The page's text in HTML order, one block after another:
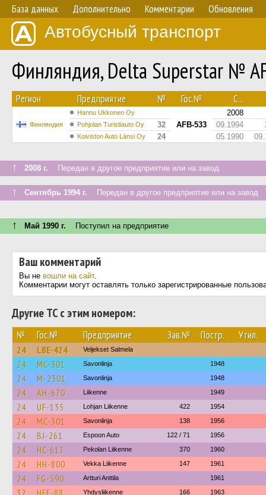
База данных Дополнительно Комментарии Обновления
Автобусный транспорт
Финляндия, Delta Superstar №
Регион Предприятие № Гос.№ С...
Финляндия
Hannu Ukkonen Oy
AFB-533
2008
Pohjolan Turistiauto Oy 32 09.1994
Koiviston Auto Länsi Oy 24 05.1990
↑ 2008 г. Передан в другое предприятие или на завод
↑ Сентябрь 1994 г. Передан в другое предприятие или на завод
↑ Май 1990 г. Поступил на предприятие
Ваш комментарий
Вы не вошли на сайт.
Комментарии могут оставлять только зарегистрированные
Другие ТС с этим номером:
№ Гос.№ Предприятие Зав.№ Постр. Утил.
24 LBE-424 Veljekset Salmela
24 MC-301 Savonlinja 1948
24 M-2301 Savonlinja 1948
24 AH-670 Liikenne 1949
24 UF-135 Lohjan Liikenne 422 1954
24 MC-301 Savonlinja 138 1956
24 BJ-261 Espoon Auto 122 / 71 1956
24 HC-617 Pekolan Liikenne 370 1960
24 HH-800 Vekka Liikenne 147 1961
24 FG-590 Artturi Anttila 1961
32 HFF-88 Yhdysliikenne 166 1963